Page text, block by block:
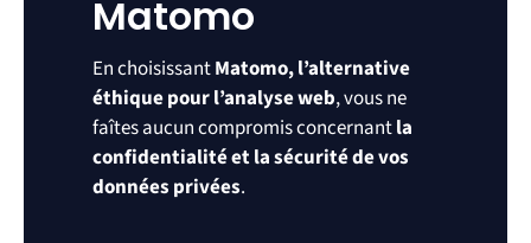
Matomo
En choisissantMatomo, l’alternative
éthique pour l’analyse web, vous ne
faîtes aucun compromis concernantla
confidentialité et la sécurité de vos
données privées.